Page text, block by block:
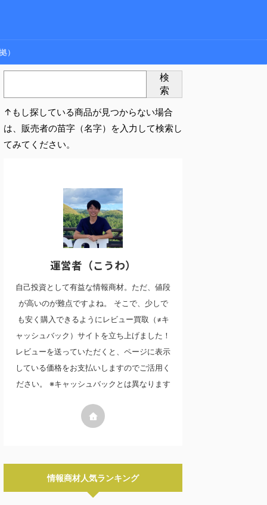
）
検
索
↑もし探している商品が見つからない場合
は、販売者の苗字（名字）を入力して検索し
てみてください。
運営者（こうわ）
自己投資として有益な情報商材。ただ、値段
が高いのが難点ですよね。 そこで、少しで
も安く購入できるようにレビュー買取（≠キ
ャッシュバック）サイトを立ち上げました！
レビューを送っていただくと、ページに表示
している価格をお支払いしますのでご活用く
ださい。 ※キャッシュバックとは異なります
情報商材人気ランキング